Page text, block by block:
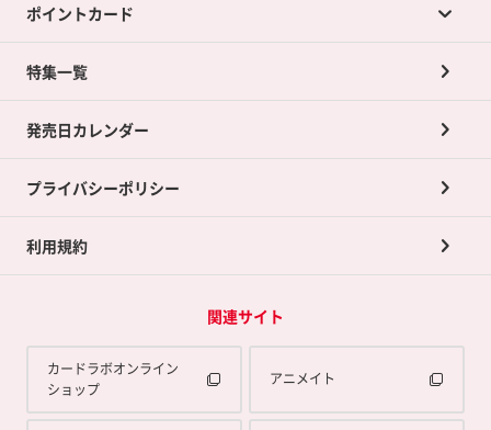
店舗買取について
ネット買取について
買取承諾書について
ポイントカード
ポイントカードTOP
ポイント交換景品
特集一覧
発売日カレンダー
プライバシーポリシー
利用規約
関連サイト
カードラボオンライン
ショップ
アニメイト